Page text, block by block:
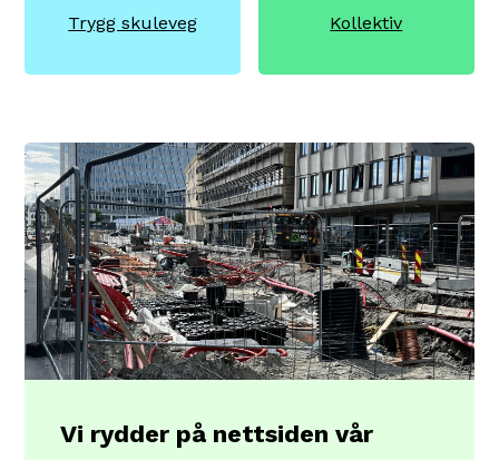
Trygg skuleveg Kollektiv
Vi rydder på nettsiden vår